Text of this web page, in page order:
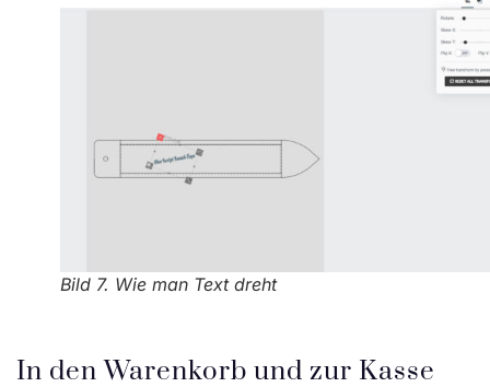
Bild 7. Wie man Text dreht
In den Warenkorb und zur Kasse